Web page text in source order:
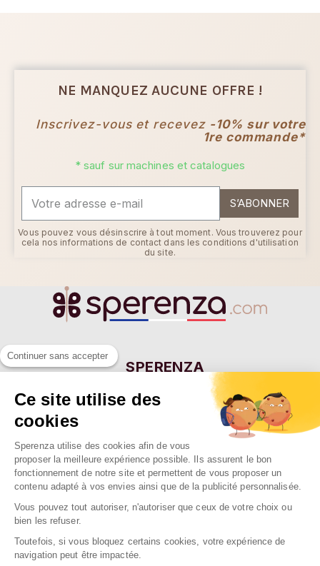
NE MANQUEZ AUCUNE OFFRE !
Inscrivez-vous et recevez -10% sur votre
1re commande*
* sauf sur machines et catalogues
S’ABONNER
Vous pouvez vous désinscrire à tout moment. Vous trouverez pour
cela nos informations de contact dans les conditions d'utilisation
du site.
SPERENZA
55 Allée Eugène Ducretet
26000 VALENCE - FRANCE
NOTRE SOCIÉTÉ
NOS MARQUES

NOS RAYONS

Continuer sans accepter
Ce site utilise des
cookies
Sperenza utilise des cookies afin de vous
proposer la meilleure expérience possible. Ils assurent le bon
fonctionnement de notre site et permettent de vous proposer un
contenu adapté à vos envies ainsi que de la publicité personnalisée.
Vous pouvez tout autoriser, n'autoriser que ceux de votre choix ou
bien les refuser.
Toutefois, si vous bloquez certains cookies, votre expérience de
navigation peut être impactée.